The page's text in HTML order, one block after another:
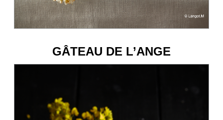
GÂTEAU DE L’ANGE